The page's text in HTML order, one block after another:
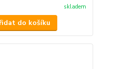
skladem
do košíku